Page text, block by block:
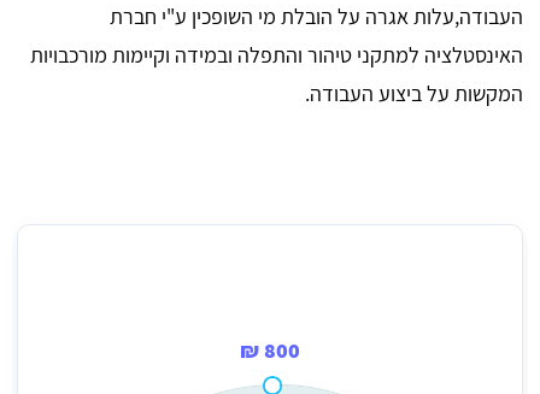
העבודה,עלות אגרה על הובלת מי השופכין ע"י חברת
האינסטלציה למתקני טיהור והתפלה ובמידה וקיימות מורכבויות
המקשות על ביצוע העבודה.
800 ₪